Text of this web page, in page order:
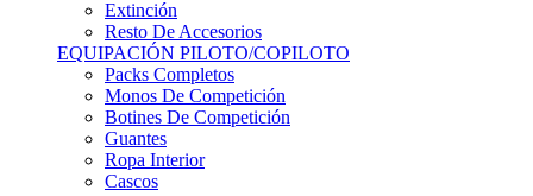
EQUIPACIÓN PILOTO/COPILOTO
Packs Completos
Monos De Competición
Botines De Competición
Guantes
Ropa Interior
Cascos
Sistemas Hans